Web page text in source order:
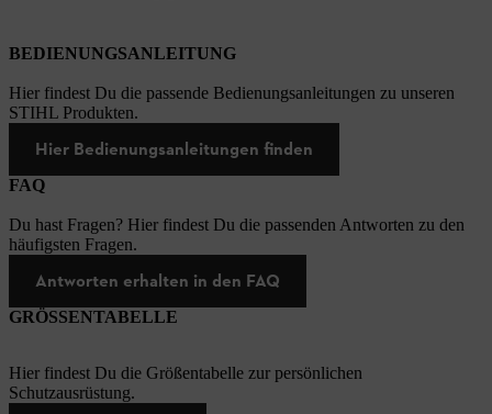
BEDIENUNGSANLEITUNG
Hier findest Du die passende Bedienungsanleitungen zu unseren
STIHL Produkten.
Hier Bedienungsanleitungen finden
FAQ
Du hast Fragen? Hier findest Du die passenden Antworten zu den
häufigsten Fragen.
Antworten erhalten in den FAQ
GRÖSSENTABELLE
Hier findest Du die Größentabelle zur persönlichen
Schutzausrüstung.